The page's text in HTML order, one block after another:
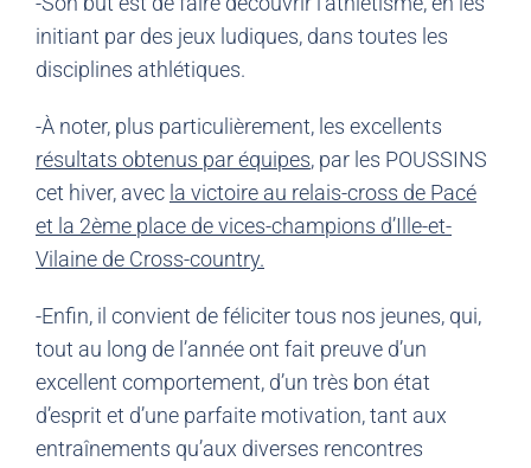
initiant par des jeux ludiques, dans toutes les
disciplines athlétiques.
-À noter, plus particulièrement, les excellents
résultats obtenus par équipes, par les POUSSINS
cet hiver, avec la victoire au relais-cross de Pacé
et la 2ème place de vices-champions d’Ille-et-
Vilaine de Cross-country.
-Enfin, il convient de féliciter tous nos jeunes, qui,
tout au long de l’année ont fait preuve d’un
excellent comportement, d’un très bon état
d’esprit et d’une parfaite motivation, tant aux
entraînements qu’aux diverses rencontres